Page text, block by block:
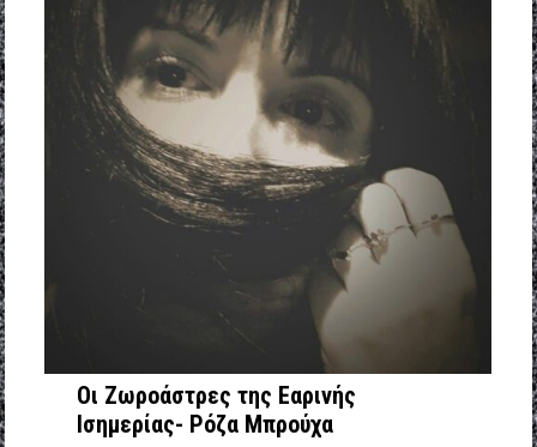
Οι Ζωροάστρες της Εαρινής
Ισημερίας- Ρόζα Μπρούχα